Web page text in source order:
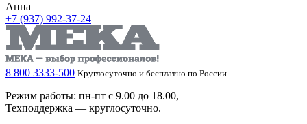
Анна
+7 (937) 992-37-24
8 800 3333-500 Круглосуточно и бесплатно по России
Режим работы: пн-пт с 9.00 до 18.00,
Техподдержка — круглосуточно.